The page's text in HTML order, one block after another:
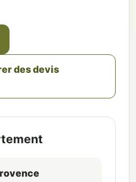
des devis